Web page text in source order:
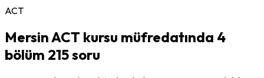
ACT
Mersin ACT kursu müfredatında 4
bölüm 215 soru